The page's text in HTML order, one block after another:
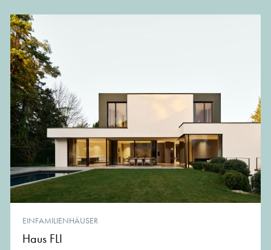
EINFAMILIENHÄUSER
Haus FLI